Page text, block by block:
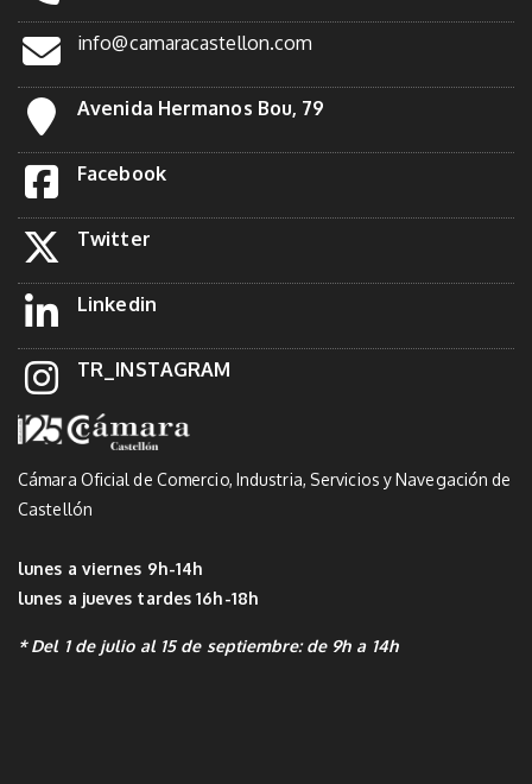
info@camaracastellon.com
Avenida Hermanos Bou, 79
Facebook
Twitter
Linkedin
TR_INSTAGRAM
Cámara Oficial de Comercio, Industria, Servicios y Navegación de
Castellón
lunes a viernes 9h-14h
lunes a jueves tardes 16h-18h
* Del 1 de julio al 15 de septiembre: de 9h a 14h